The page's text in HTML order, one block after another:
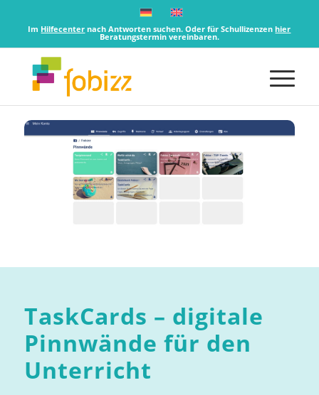
Im Hilfecenter nach Antworten suchen. Oder für Schullizenzenhier
Beratungstermin vereinbaren.
TaskCards – digitale
Pinnwände für den
Unterricht